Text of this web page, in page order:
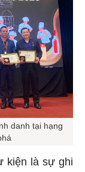
danh tại hạng
kiện là sự ghi